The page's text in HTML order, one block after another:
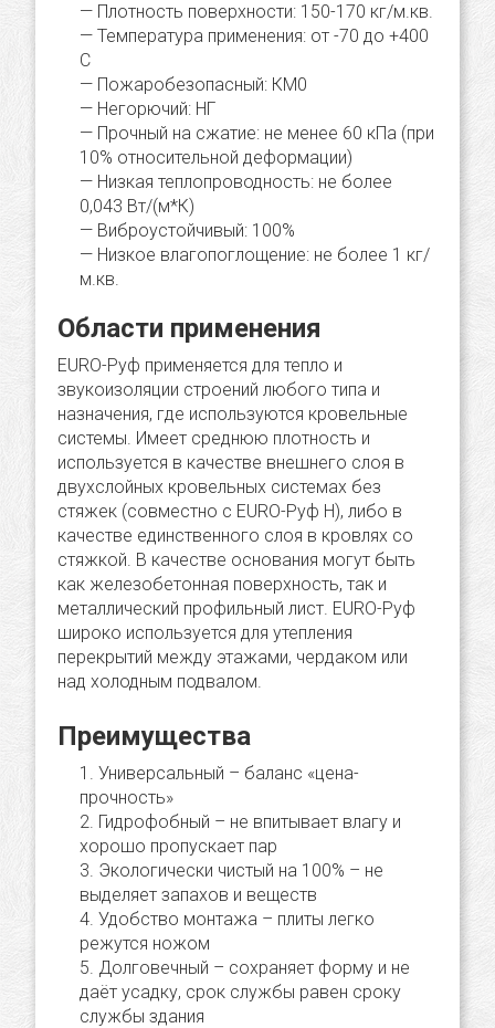
Плотность поверхности: 150-170 кг/м.кв.
Температура применения: от -70 до +400
С
Пожаробезопасный: КМ0
Негорючий: НГ
Прочный на сжатие: не менее 60 кПа (при
10% относительной деформации)
Низкая теплопроводность: не более
0,043 Вт/(м*К)
Виброустойчивый: 100%
Низкое влагопоглощение: не более 1 кг/
м.кв.
Области применения
EURO-Руф применяется для тепло и
звукоизоляции строений любого типа и
назначения, где используются кровельные
системы. Имеет среднюю плотность и
используется в качестве внешнего слоя в
двухслойных кровельных системах без
стяжек (совместно с EURO-Руф Н), либо в
качестве единственного слоя в кровлях со
стяжкой. В качестве основания могут быть
как железобетонная поверхность, так и
металлический профильный лист. EURO-Руф
широко используется для утепления
перекрытий между этажами, чердаком или
над холодным подвалом.
Преимущества
Универсальный – баланс «цена-
прочность»
Гидрофобный – не впитывает влагу и
хорошо пропускает пар
Экологически чистый на 100% – не
выделяет запахов и веществ
Удобство монтажа – плиты легко
режутся ножом
Долговечный – сохраняет форму и не
даёт усадку, срок службы равен сроку
службы здания